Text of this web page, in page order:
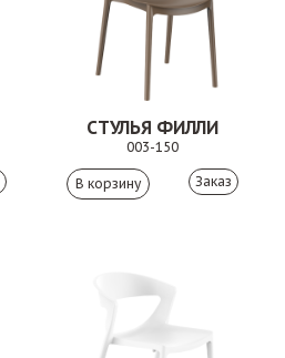
СТУЛЬЯ ФИЛЛИ
003-150
Заказ